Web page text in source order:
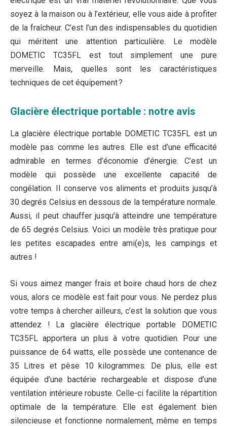
soyez à la maison ou à l’extérieur, elle vous aide à profiter
de la fraîcheur. C’est l’un des indispensables du quotidien
qui méritent une attention particulière. Le modèle
DOMETIC TC35FL est tout simplement une pure
merveille. Mais, quelles sont les caractéristiques
techniques de cet équipement ?
Glacière électrique portable : notre avis
La glacière électrique portable DOMETIC TC35FL est un
modèle pas comme les autres. Elle est d’une efficacité
admirable en termes d’économie d’énergie. C’est un
modèle qui possède une excellente capacité de
congélation. Il conserve vos aliments et produits jusqu’à
30 degrés Celsius en dessous de la température normale.
Aussi, il peut chauffer jusqu’à atteindre une température
de 65 degrés Celsius. Voici un modèle très pratique pour
les petites escapades entre ami(e)s, les campings et
autres !
Si vous aimez manger frais et boire chaud hors de chez
vous, alors ce modèle est fait pour vous. Ne perdez plus
votre temps à chercher ailleurs, c’est la solution que vous
attendez ! La glacière électrique portable DOMETIC
TC35FL apportera un plus à votre quotidien. Pour une
puissance de 64 watts, elle possède une contenance de
35 Litres et pèse 10 kilogrammes. De plus, elle est
équipée d’une bactérie rechargeable et dispose d’une
ventilation intérieure robuste. Celle-ci facilite la répartition
optimale de la température. Elle est également bien
silencieuse et fonctionne normalement, même en temps